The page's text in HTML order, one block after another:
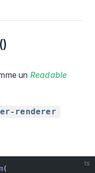
un Readable
renderer
ts
(